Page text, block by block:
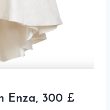
Enza, 300 £